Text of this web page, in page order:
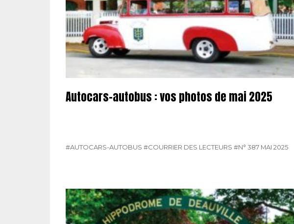
Autocars-autobus : vos photos de mai 2025
#AUTOCARS-AUTOBUS #COURRIER DES LECTEURS #N° 387 MAI 2025